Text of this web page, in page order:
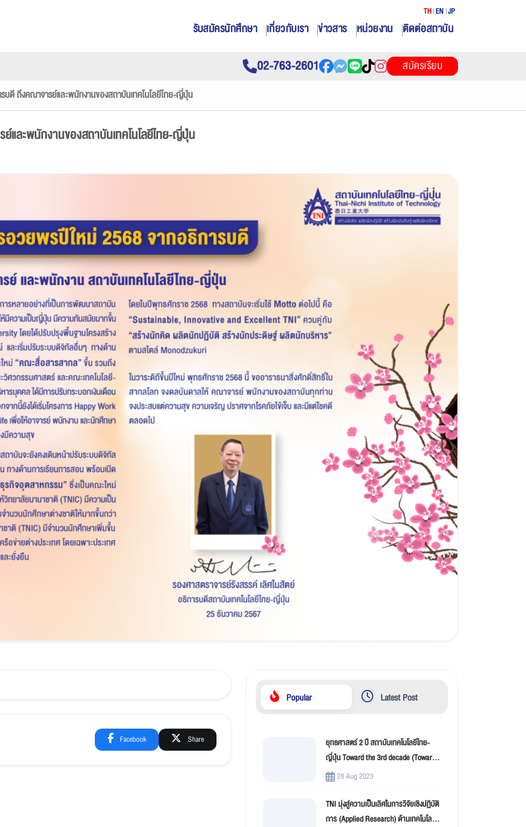
รับสมัครนักศึกษา เกี่ยวกับเรา ข่าวสาร หน่วยงาน ติดต่อสถาบัน
TH EN JP
02-763-2601 สมัครเรียน
บดี ถึงคณาจารย์และพนักงานของสถาบันเทคโนโลยีไทย-ญี่ปุ่น
และพนักงานของสถาบันเทคโนโลยีไทย-ญี่ปุ่น
Facebook Share
Popular Latest Post
ยุทธศาสตร์ 2 ปี สถาบันเทคโนโลยีไทย-
ญี่ปุ่น Toward the 3rd decade (Toward
New Innovation –TNI)
28 Aug 2023
TNI มุ่งสู่ความเป็นเลิศในการวิจัยเชิงปฏิบัติ
การ (Applied Research) ด้านเทคโนโลยี